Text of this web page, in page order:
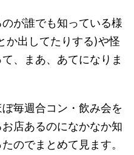
が誰でも知っている様
か出してたりする)や怪
、まあ、あてになりま
毎週合コン・飲み会を
店あるのになかなか知
のでまとめて見ます。